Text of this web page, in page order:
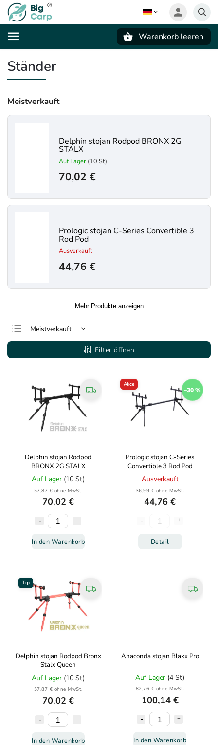
Warenkorb leeren
Ständer
Meistverkauft
Delphin stojan Rodpod BRONX 2G
STALX
Auf Lager (10 St)
70,02 €
Prologic stojan C-Series Convertible 3
Rod Pod
Ausverkauft
44,76 €
Mehr Produkte anzeigen
Meistverkauft
Günstigste
Teuerste
Filter öffnen
Delphin stojan Rodpod
BRONX 2G STALX
Auf Lager (10 St)
57,87 € ohne MwSt.
70,02 €
In den Warenkorb
Akce
–30 %
Prologic stojan C-Series
Convertible 3 Rod Pod
Ausverkauft
36,99 € ohne MwSt.
44,76 €
Detail
Tip
Delphin stojan Rodpod Bronx
Stalx Queen
Auf Lager (10 St)
57,87 € ohne MwSt.
70,02 €
In den Warenkorb
Anaconda stojan Blaxx Pro
Auf Lager (4 St)
82,76 € ohne MwSt.
100,14 €
In den Warenkorb